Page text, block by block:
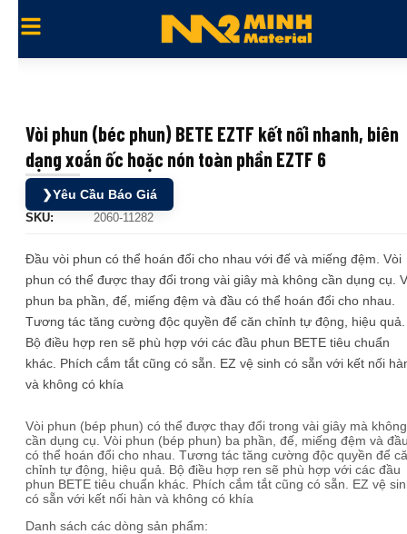
Vòi phun (béc phun) BETE EZTF kết nối nhanh, biên
dạng xoắn ốc hoặc nón toàn phần EZTF 6
❯Yêu Cầu Báo Giá
SKU: 2060-11282
Đầu vòi phun có thể hoán đổi cho nhau với đế và miếng đệm. Vòi
phun có thể được thay đổi trong vài giây mà không cần dụng cụ.
phun ba phần, đế, miếng đệm và đầu có thể hoán đổi cho nhau.
Tương tác tăng cường độc quyền để căn chỉnh tự động, hiệu quả.
Bộ điều hợp ren sẽ phù hợp với các đầu phun BETE tiêu chuẩn
khác. Phích cắm tắt cũng có sẵn. EZ vệ sinh có sẵn với kết nối
và không có khía
Vòi phun (bép phun) có thể được thay đổi trong vài giây mà không
cần dụng cụ. Vòi phun (bép phun) ba phần, đế, miếng đệm và
có thể hoán đổi cho nhau. Tương tác tăng cường độc quyền để
chỉnh tự động, hiệu quả. Bộ điều hợp ren sẽ phù hợp với các đầu
phun BETE tiêu chuẩn khác. Phích cắm tắt cũng có sẵn. EZ vệ
có sẵn với kết nối hàn và không có khía
Danh sách các dòng sản phẩm: